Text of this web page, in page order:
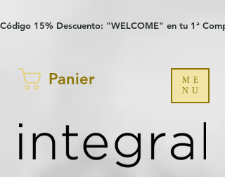
Código 15% Descuento: "WELCOME" en tu 1ª
Panier
ME
NU